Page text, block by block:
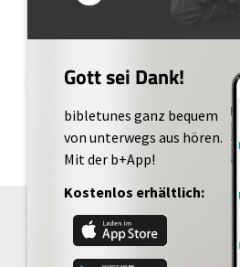
Gott sei Dank!
bibletunes ganz bequem
von unterwegs aus hören.
Mit der b+App!
Kostenlos erhältlich: